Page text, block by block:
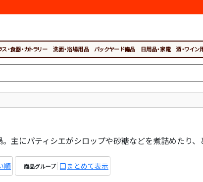
ス・食器・カトラリー 洗面・浴場用品 バックヤード備品 日用品・家電 酒・ワイン
主にパティシエがシロップや砂糖などを煮詰めたり、
順 商品グループ まとめて表示